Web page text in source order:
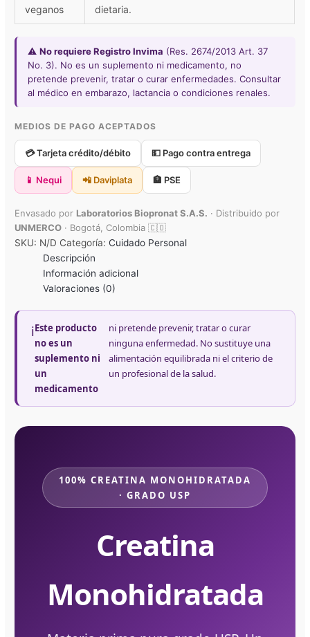
veganos
dietaria.
⚠️No requiere Registro Invima (Res. 2674/2013 Art. 37
No. 3). No es un suplemento ni medicamento, no
pretende prevenir, tratar o curar enfermedades. Consultar
al médico en embarazo, lactancia o condiciones renales.
MEDIOS DE PAGO ACEPTADOS
💳 Tarjeta crédito/débito 💵 Pago contra entrega
📱 Nequi 📲 Daviplata 🏦 PSE
Envasado por Laboratorios Biopronat S.A.S. · Distribuido por
UNMERCO · Bogotá, Colombia 🇨🇴
SKU: N/D Categoría:Cuidado Personal
Descripción
Información adicional
Valoraciones (0)
ℹ️Este producto
no es un
suplemento ni
un
medicamento
ni pretende prevenir, tratar o curar
ninguna enfermedad. No sustituye una
alimentación equilibrada ni el criterio de
un profesional de la salud.
100% CREATINA MONOHIDRATADA
· GRADO USP
Creatina
Monohidratada